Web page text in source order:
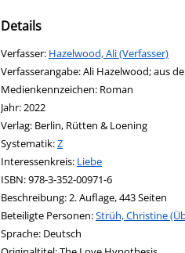
Details
Verfasser: Suche nach diesem Verfasser
Hazelwood, Ali (Verfasser)
Verfasserangabe:Ali Hazelwood; aus
Medienkennzeichen: Roman
Jahr:2022
Verlag: Berlin, Rütten & Loening
opens in new tab
Diesen Link in neuem Tab öffnen
Systematik:Suche nach dieser
Z
Interessenkreis: Suche nach diesem
Liebe
ISBN:978-3-352-00971-6
Beschreibung:2. Auflage, 443 Seiten
Beteiligte Personen:Suche nach dieser
Strüh, Christine
Sprache: Deutsch